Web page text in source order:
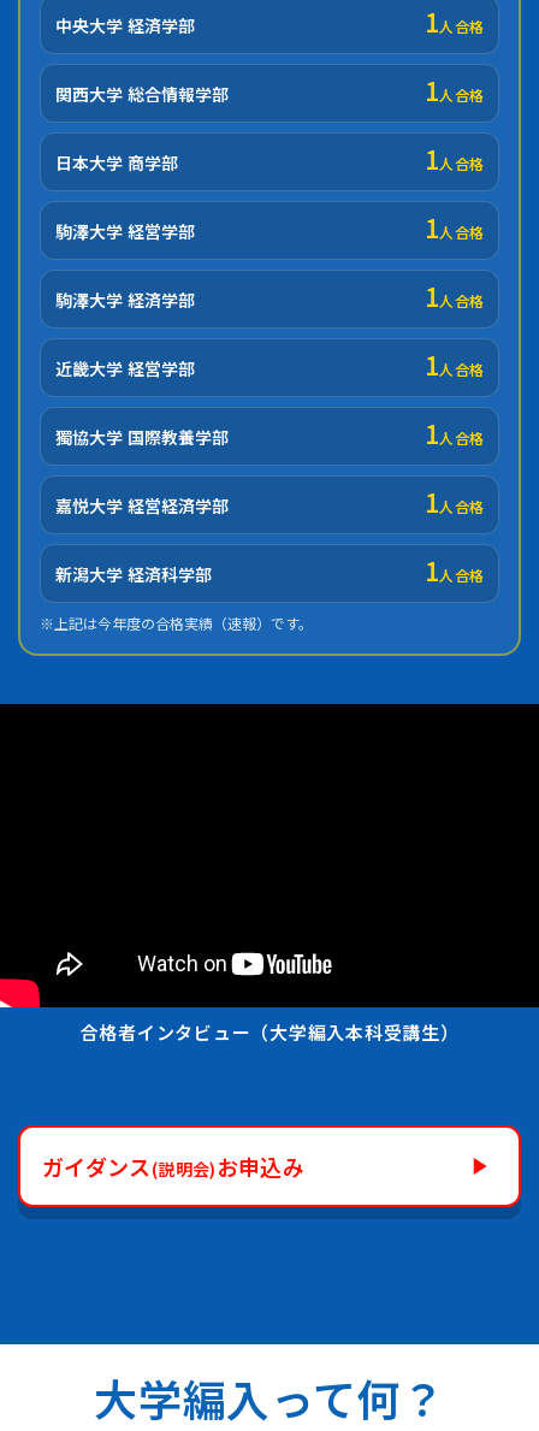
中央大学 経済学部 1人合格
関西大学 総合情報学部 1人合格
日本大学 商学部 1人合格
駒澤大学 経営学部 1人合格
駒澤大学 経済学部 1人合格
近畿大学 経営学部 1人合格
獨協大学 国際教養学部 1人合格
嘉悦大学 経営経済学部 1人合格
新潟大学 経済科学部 1人合格
※上記は今年度の合格実績（速報）です。
合格者インタビュー（大学編入本科受講生）
ガイダンス (説明会) お申込み
大学編入って何？